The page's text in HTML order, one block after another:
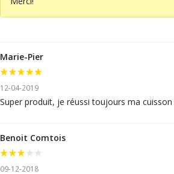
Marie-Pier
12-04-2019
Super produit, je réussi toujours ma
Benoit Comtois
09-12-2018